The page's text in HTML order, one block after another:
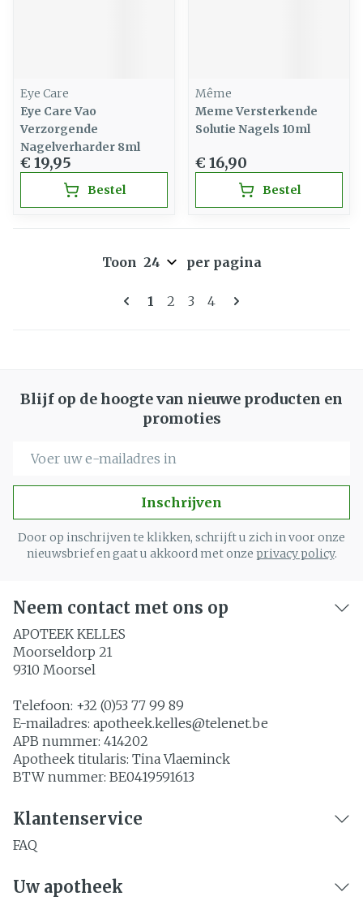
Eye Care
Eye Care Vao
Verzorgende
Nagelverharder 8ml
€ 19,95
Bestel
Même
Meme Versterkende
Solutie Nagels 10ml
€ 16,90
Bestel
Pagina's
U lees momenteel pagina
1 Pagina
2 Pagina
3 Pagina
4
Toon per pagina
Blijf op de hoogte van nieuwe producten en
promoties
Inschrijven
Door op inschrijven te klikken, schrijft u zich in voor onze
nieuwsbrief en gaat u akkoord met onze privacy policy.
Neem contact met ons op
APOTEEK KELLES
Moorseldorp 21
9310 Moorsel
Telefoon: +32 (0)53 77 99 89
E-mailadres: apotheek.kelles@telenet.be
APB nummer: 414202
Apotheek titularis: Tina Vlaeminck
BTW nummer: BE0419591613
Klantenservice
FAQ
Uw apotheek